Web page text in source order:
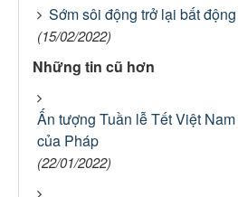
Sớm sôi động trở lại bất
(15/02/2022)
Những tin cũ hơn
Ấn tượng Tuần lễ Tết Việt
của Pháp
(22/01/2022)